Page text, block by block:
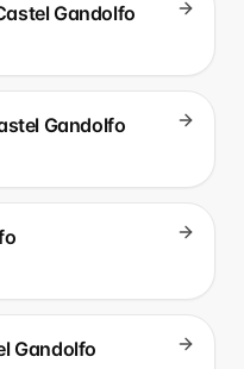
Gandolfo
Gandolfo
Gandolfo